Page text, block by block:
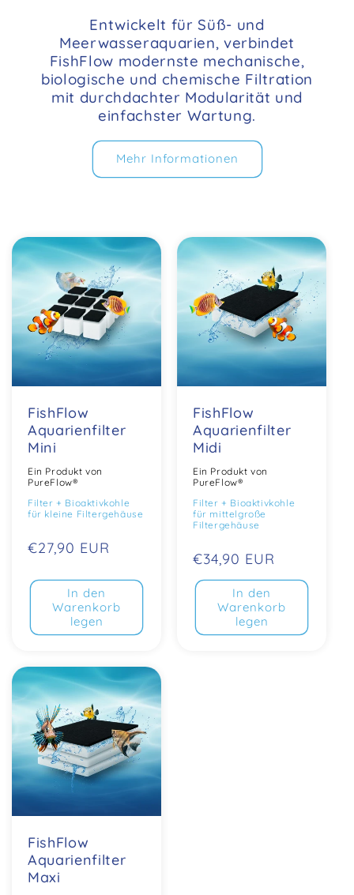
Entwickelt für Süß- und
Meerwasseraquarien, verbindet
FishFlow modernste mechanische,
biologische und chemische Filtration
mit durchdachter Modularität und
einfachster Wartung.
Mehr Informationen
FishFlow
Aquarienfilter
Mini
Ein Produkt von
PureFlow®
Filter + Bioaktivkohle
für kleine Filtergehäuse
Normaler
€27,90 EUR
In den
Warenkorb
legen
FishFlow
Aquarienfilter
Midi
Ein Produkt von
PureFlow®
Filter + Bioaktivkohle
für mittelgroße
Filtergehäuse
Normaler
Preis
€34,90 EUR
In den
Warenkorb
legen
FishFlow
Aquarienfilter
Maxi